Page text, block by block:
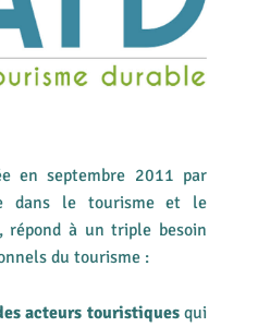
en septembre 2011 par
dans le tourisme et le
répond à un triple besoin
du tourisme :
acteurs touristiquesqui